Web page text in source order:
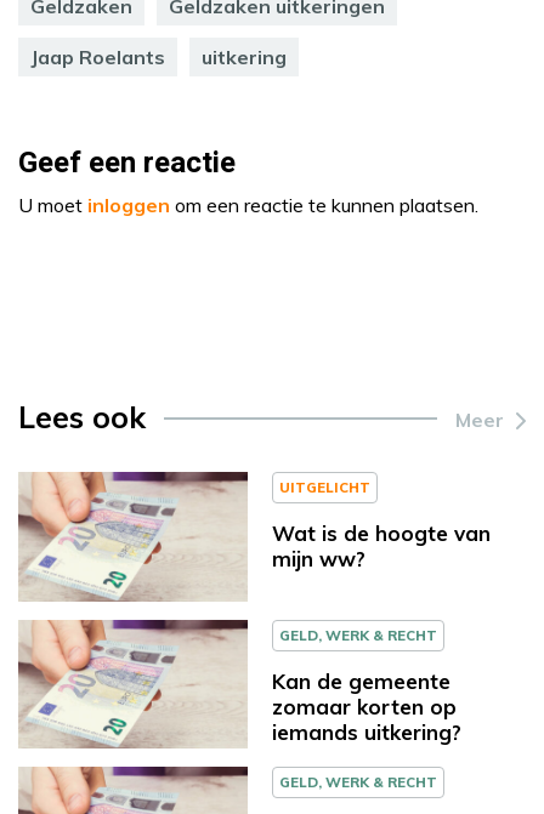
Geldzaken Geldzaken uitkeringen
Jaap Roelants uitkering
Geef een reactie
U moet inloggen om een reactie te kunnen plaatsen.
Lees ook Meer
UITGELICHT
Wat is de hoogte van
mijn ww?
GELD, WERK & RECHT
Kan de gemeente
zomaar korten op
iemands uitkering?
GELD, WERK & RECHT